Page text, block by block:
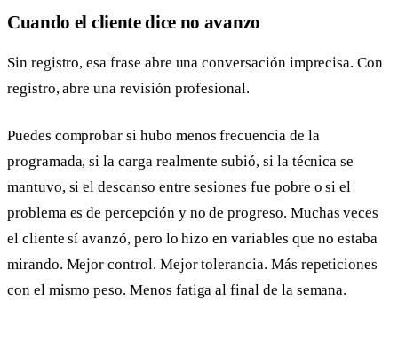
Cuando el cliente dice no avanzo
Sin registro, esa frase abre una conversación imprecisa. Con
registro, abre una revisión profesional.
Puedes comprobar si hubo menos frecuencia de la
programada, si la carga realmente subió, si la técnica se
mantuvo, si el descanso entre sesiones fue pobre o si el
problema es de percepción y no de progreso. Muchas veces
el cliente sí avanzó, pero lo hizo en variables que no estaba
mirando. Mejor control. Mejor tolerancia. Más repeticiones
con el mismo peso. Menos fatiga al final de la semana.